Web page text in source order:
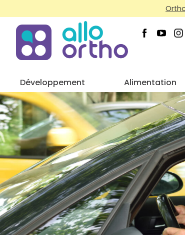
Développement Alimentation